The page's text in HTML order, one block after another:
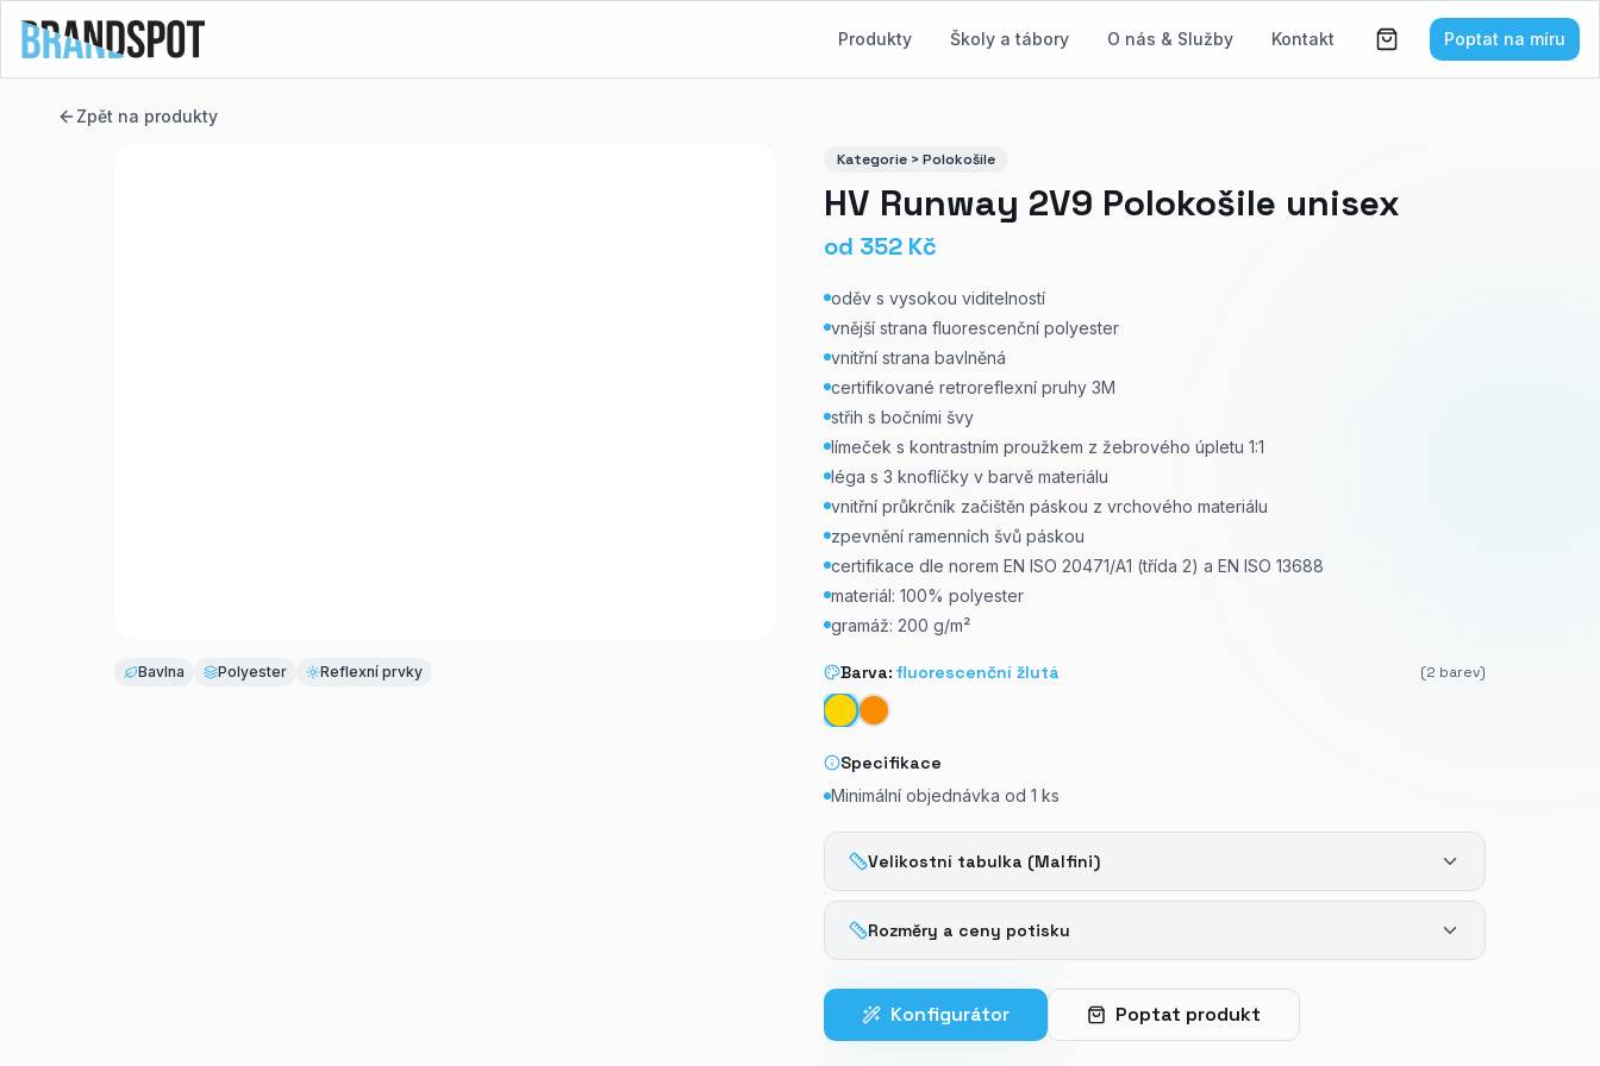
Produkty Školy a tábory O nás & Služby Kontakt Poptat na míru
Zpět na produkty
Bavlna Polyester Reflexní prvky
Kategorie > Polokošile
HV Runway 2V9 Polokošile unisex
od 352 Kč
oděv s vysokou viditelností
vnější strana fluorescenční polyester
vnitřní strana bavlněná
certifikované retroreflexní pruhy 3M
střih s bočními švy
límeček s kontrastním proužkem z žebrového úpletu 1:1
léga s 3 knoflíčky v barvě materiálu
vnitřní průkrčník začištěn páskou z vrchového materiálu
zpevnění ramenních švů páskou
certifikace dle norem EN ISO 20471/A1 (třída 2) a EN ISO 13688
materiál: 100% polyester
gramáž: 200 g/m²
Barva: fluorescenční žlutá (2 barev)
Specifikace
Minimální objednávka od 1 ks
Velikostní tabulka (Malfini)
Rozměry a ceny potisku
Konfigurátor Poptat produkt